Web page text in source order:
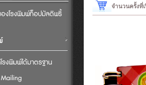
องโรงพิมพ์ท็อปมัลติพริ้
งพิมพ์ได้มาตรฐาน
จำนวนครั้งที่